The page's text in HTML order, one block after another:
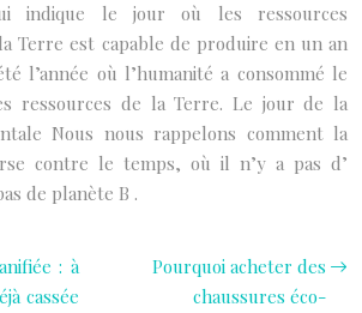
indique le jour où les ressources
Terre est capable de produire en un an
l’année où l’humanité a consommé le
ressources de la Terre. Le jour de la
Nous nous rappelons comment la
contre le temps, où il n’y a pas d’
de planète B .
: à
cassée
Pourquoi acheter des
chaussures éco-